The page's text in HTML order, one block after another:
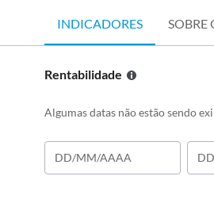
INDICADORES SOBRE
Rentabilidade
Algumas datas não estão sendo